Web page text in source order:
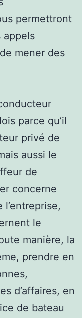
permettront
appels
mener des
parce qu’il
privé de
aussi le
de
concerne
le
manière, la
prendre en
d’affaires, en
de bateau